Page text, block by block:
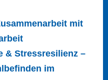
mit
& Stressresilienz –
im